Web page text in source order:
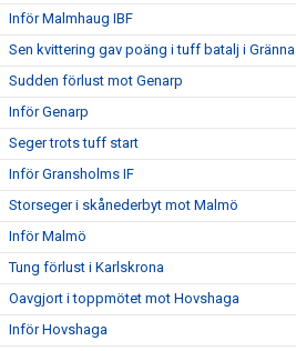
Inför Malmhaug IBF
Sen kvittering gav poäng i tuff batalj i Gränna
Sudden förlust mot Genarp
Inför Genarp
Seger trots tuff start
Inför Gransholms IF
Storseger i skånederbyt mot Malmö
Inför Malmö
Tung förlust i Karlskrona
Oavgjort i toppmötet mot Hovshaga
Inför Hovshaga